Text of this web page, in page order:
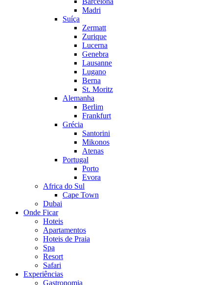
Madri
Suíça
Zermatt
Zurique
Lucerna
Genebra
Lausanne
Lugano
Berna
St. Moritz
Alemanha
Berlim
Frankfurt
Grécia
Santorini
Mikonos
Atenas
Portugal
Porto
Evora
Africa do Sul
Cape Town
Dubai
Onde Ficar
Hoteis
Apartamentos
Hoteis de Praia
Spa
Resort
Safari
Experiências
Gastronomia